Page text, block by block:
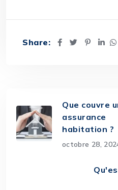
Share:
Que couvre
assurance
habitation ?
octobre 28,